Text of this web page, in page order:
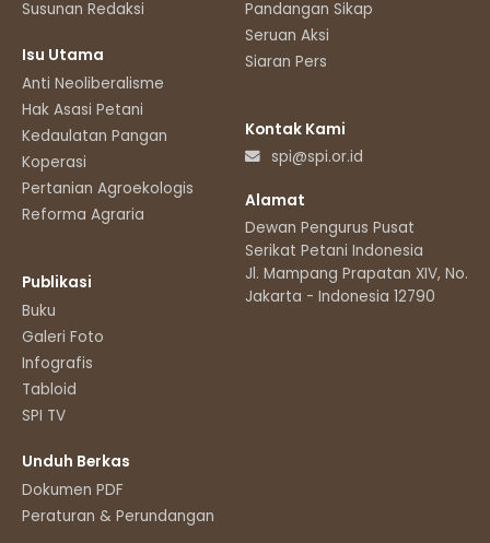
Susunan Redaksi
Isu Utama
Anti Neoliberalisme
Hak Asasi Petani
Kedaulatan Pangan
Koperasi
Pertanian Agroekologis
Reforma Agraria
Publikasi
Buku
Galeri Foto
Infografis
Tabloid
SPI TV
Unduh Berkas
Dokumen PDF
Peraturan & Perundangan
Pandangan Sikap
Seruan Aksi
Siaran Pers
Kontak Kami
spi@spi.or.id
Alamat
Dewan Pengurus Pusat
Serikat Petani Indonesia
Jl. Mampang Prapatan XIV, No.11
Jakarta - Indonesia 12790